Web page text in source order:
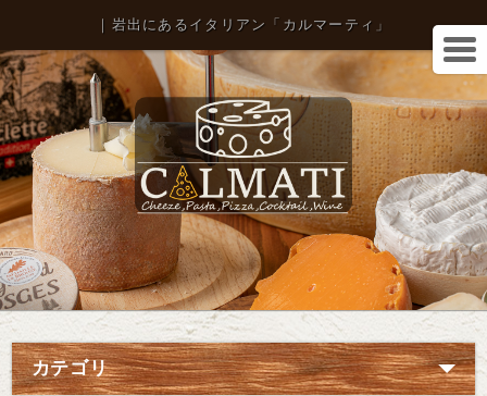
｜岩出にあるイタリアン「カルマーティ」
カテゴリ